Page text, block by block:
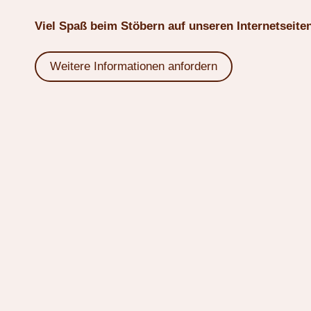
Viel Spaß beim Stöbern auf unseren
Weitere Informationen anfordern